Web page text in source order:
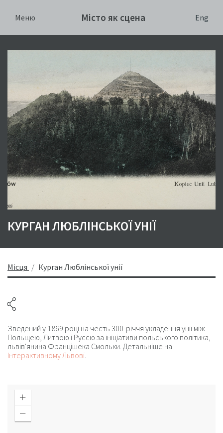
Меню Місто як сцена Eng
КУРГАН ЛЮБЛІНСЬКОЇ УНІЇ
Місця Курган Люблінської унії
Зведений у 1869 році на честь 300-річчя укладення унії між
Польщею, Литвою і Руссю за ініціативи польського політика,
львів'янина Францішека Смольки. Детальніше на
Інтерактивному Львові.